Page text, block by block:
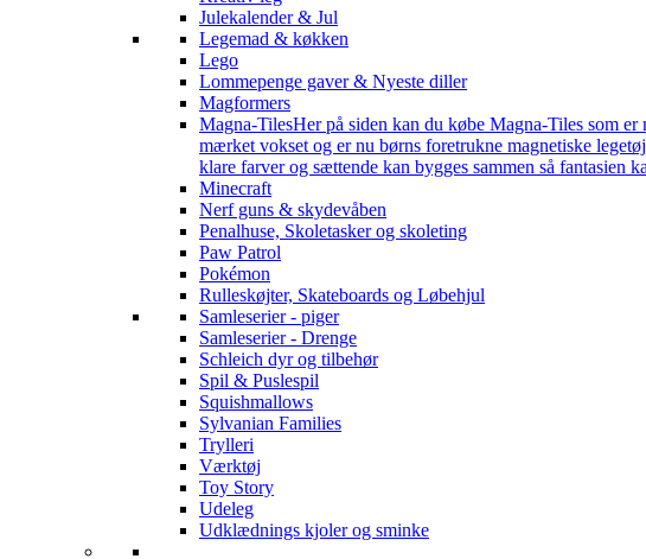
Julekalender & Jul
Legemad & køkken
Lego
Lommepenge gaver & Nyeste diller
Magformers
Magna-TilesHer på siden kan du købe Magna-Tiles som
mærket vokset og er nu børns foretrukne magnetiske
klare farver og sættende kan bygges sammen så fantasien
Minecraft
Nerf guns & skydevåben
Penalhuse, Skoletasker og skoleting
Paw Patrol
Pokémon
Rulleskøjter, Skateboards og Løbehjul
Samleserier - piger
Samleserier - Drenge
Schleich dyr og tilbehør
Spil & Puslespil
Squishmallows
Sylvanian Families
Trylleri
Værktøj
Toy Story
Udeleg
Udklædnings kjoler og sminke